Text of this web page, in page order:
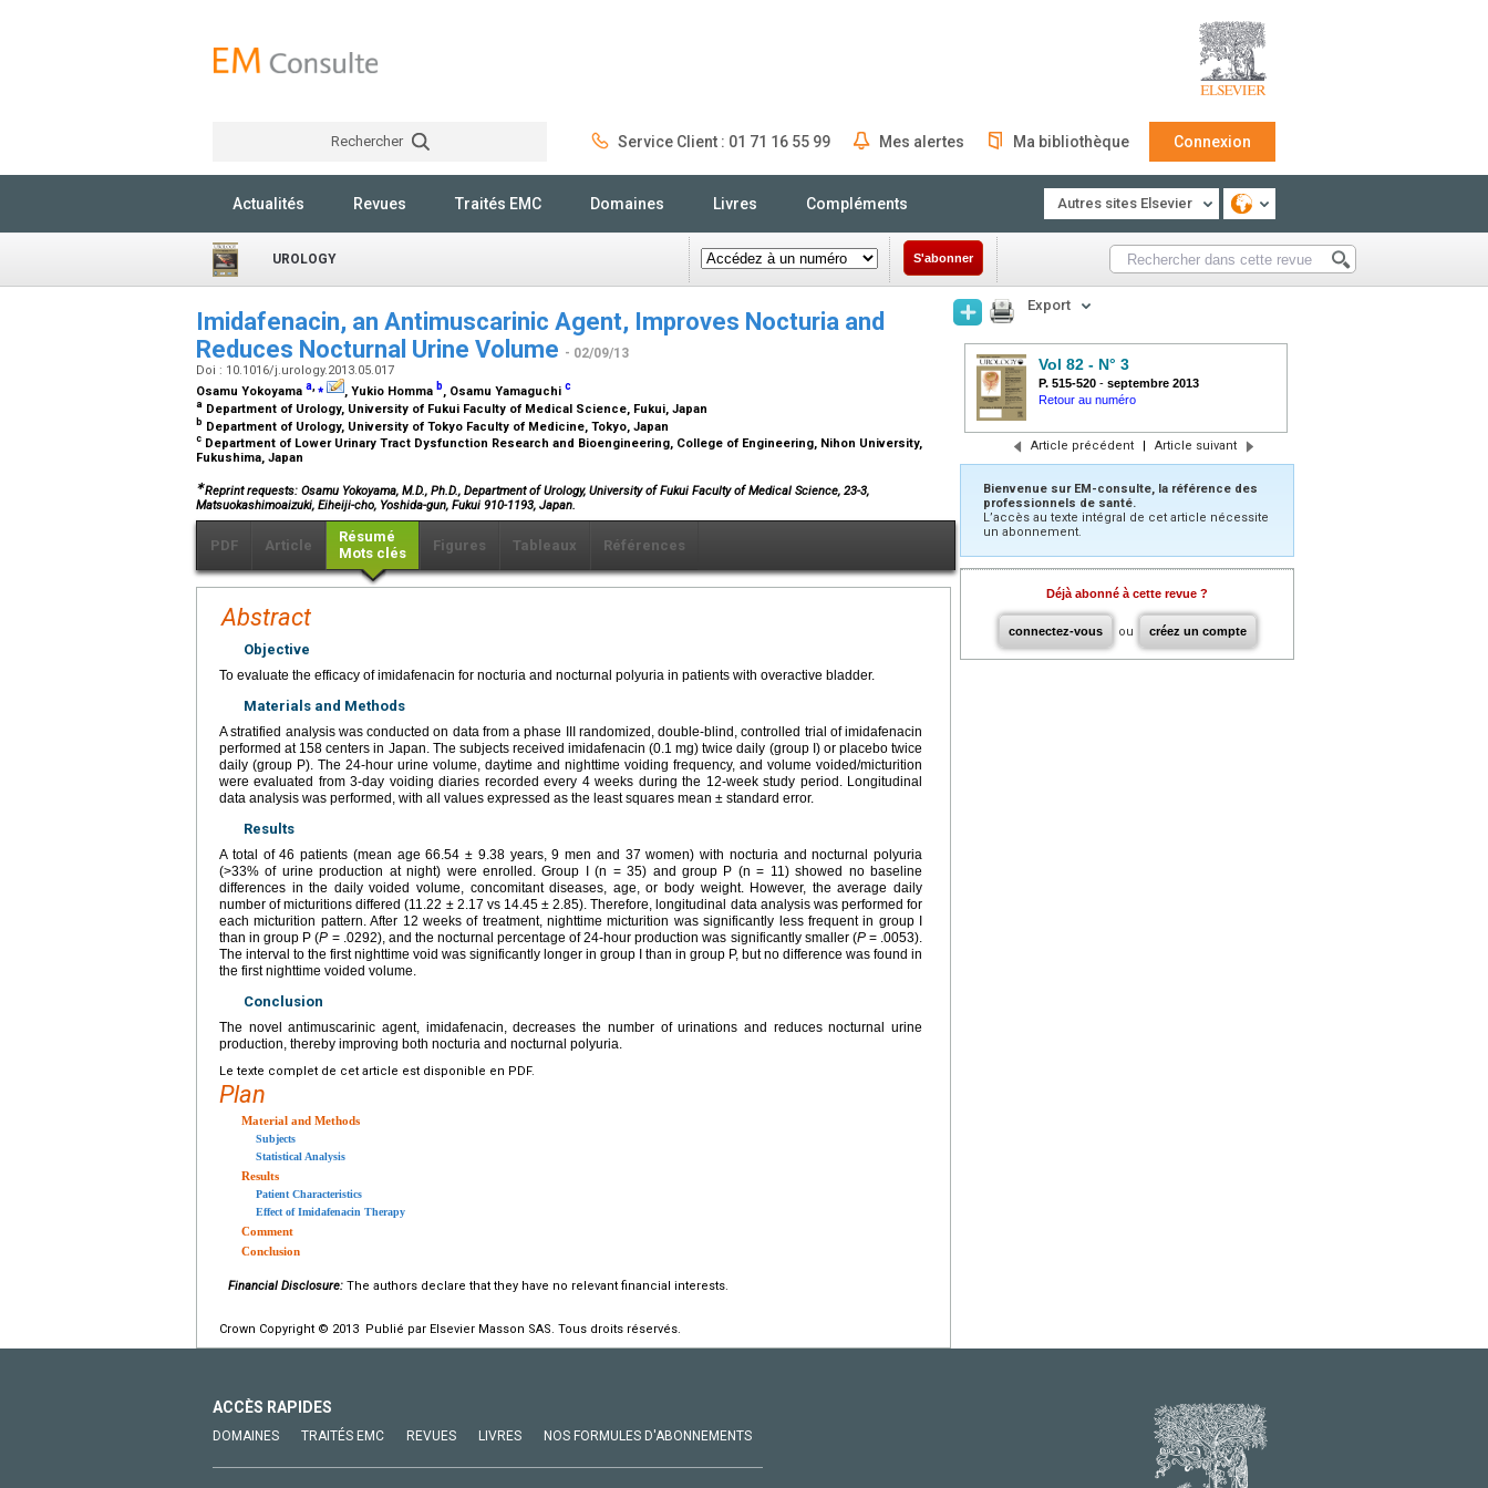
Rechercher Service Client : 01 71 16 55 99 Mes alertes Ma bibliothèque Connexion
Actualités Revues Traités EMC Domaines Livres Compléments Autres sites Elsevier
UROLOGY S'abonner
Imidafenacin, an Antimuscarinic Agent, Improves Nocturia and
Reduces Nocturnal Urine Volume - 02/09/13
Doi : 10.1016/j.urology.2013.05.017
Osamu Yokoyama a,⁎ , Yukio Homma b, Osamu Yamaguchi c
a Department of Urology, University of Fukui Faculty of Medical Science, Fukui, Japan
b Department of Urology, University of Tokyo Faculty of Medicine, Tokyo, Japan
c Department of Lower Urinary Tract Dysfunction Research and Bioengineering, College of Engineering, Nihon University,
Fukushima, Japan
∗Reprint requests: Osamu Yokoyama, M.D., Ph.D., Department of Urology, University of Fukui Faculty of Medical Science, 23-3,
Matsuokashimoaizuki, Eiheiji-cho, Yoshida-gun, Fukui 910-1193, Japan.
PDF Article
Résumé
Mots clés
Figures Tableaux Références
Abstract
Objective
To evaluate the efficacy of imidafenacin for nocturia and nocturnal polyuria in patients with overactive bladder.
Materials and Methods
A stratified analysis was conducted on data from a phase III randomized, double-blind, controlled trial of imidafenacin
performed at 158 centers in Japan. The subjects received imidafenacin (0.1 mg) twice daily (group I) or placebo twice
daily (group P). The 24-hour urine volume, daytime and nighttime voiding frequency, and volume voided/micturition
were evaluated from 3-day voiding diaries recorded every 4 weeks during the 12-week study period. Longitudinal
data analysis was performed, with all values expressed as the least squares mean ± standard error.
Results
A total of 46 patients (mean age 66.54 ± 9.38 years, 9 men and 37 women) with nocturia and nocturnal polyuria
(>33% of urine production at night) were enrolled. Group I (n = 35) and group P (n = 11) showed no baseline
differences in the daily voided volume, concomitant diseases, age, or body weight. However, the average daily
number of micturitions differed (11.22 ± 2.17 vs 14.45 ± 2.85). Therefore, longitudinal data analysis was performed for
each micturition pattern. After 12 weeks of treatment, nighttime micturition was significantly less frequent in group I
than in group P (P = .0292), and the nocturnal percentage of 24-hour production was significantly smaller (P= .0053).
The interval to the first nighttime void was significantly longer in group I than in group P, but no difference was found in
the first nighttime voided volume.
Conclusion
The novel antimuscarinic agent, imidafenacin, decreases the number of urinations and reduces nocturnal urine
production, thereby improving both nocturia and nocturnal polyuria.
Le texte complet de cet article est disponible en PDF.
Plan
Material and Methods
Subjects
Statistical Analysis
Results
Patient Characteristics
Effect of Imidafenacin Therapy
Comment
Conclusion
Financial Disclosure: The authors declare that they have no relevant financial interests.
Crown Copyright © 2013 Publié par Elsevier Masson SAS. Tous droits réservés.
Export
Vol 82 - N° 3
P. 515-520 - septembre 2013
Retour au numéro
Article précédent | Article suivant
Bienvenue sur EM-consulte, la référence des
professionnels de santé.
L’accès au texte intégral de cet article nécessite
un abonnement.
Déjà abonné à cette revue ?
connectez-vous ou créez un compte
ACCÈS RAPIDES
DOMAINES TRAITÉS EMC REVUES LIVRES NOS FORMULES D'ABONNEMENTS